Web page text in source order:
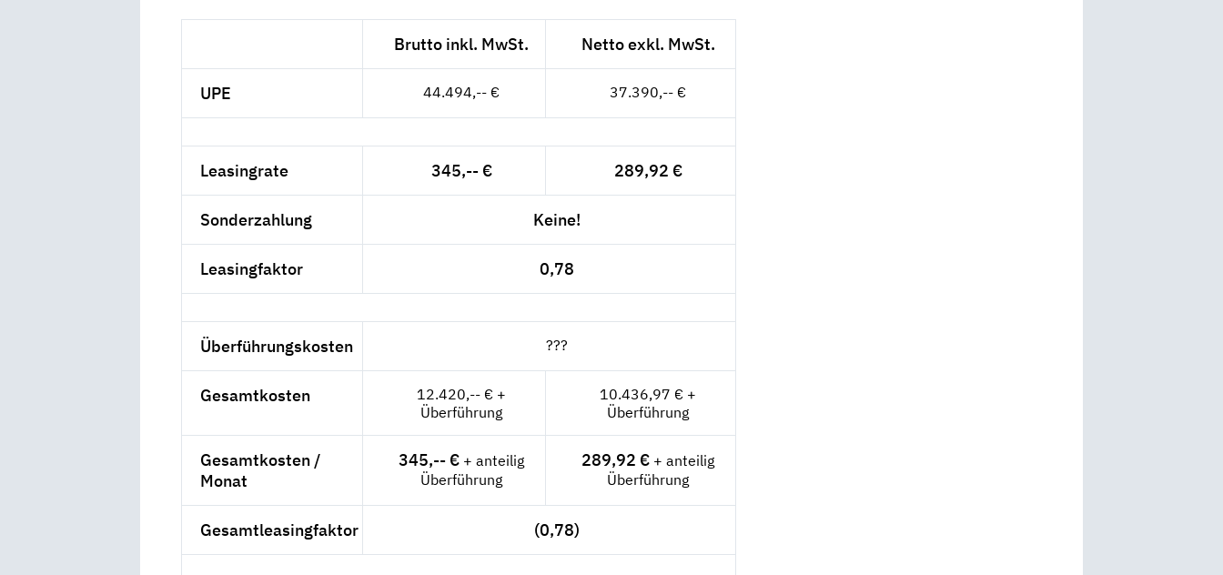
Brutto inkl. MwSt. Netto exkl. MwSt.
UPE 44.494,-- € 37.390,-- €
Leasingrate 345,-- € 289,92 €
Sonderzahlung Keine!
Leasingfaktor 0,78
Überführungskosten ???
Gesamtkosten
12.420,-- € +
Überführung
10.436,97 € +
Überführung
Gesamtkosten /
Monat
345,-- € + anteilig
Überführung
289,92 € + anteilig
Überführung
Gesamtleasingfaktor (0,78)